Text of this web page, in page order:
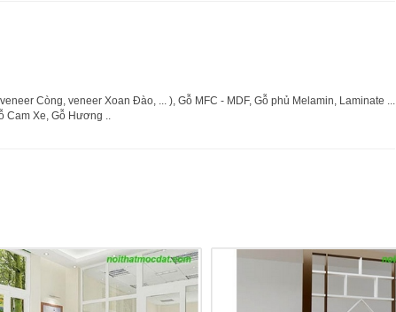
Còng, veneer Xoan Đào, ... ), Gỗ MFC - MDF, Gỗ phủ Melamin, Laminate ...
Cam Xe, Gỗ Hương ..